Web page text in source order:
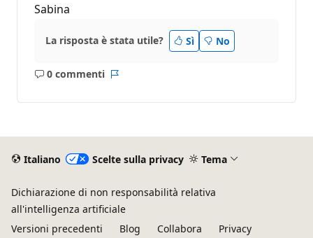
Sabina
La risposta è stata utile? Sì No
0 commenti
Nessun
Italiano Scelte sulla privacy Tema
Dichiarazione di non responsabilità relativa
all'intelligenza artificiale
Versioni precedenti
Blog Collabora Privacy